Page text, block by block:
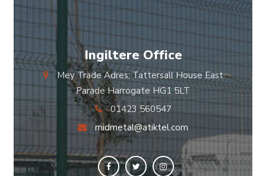
Ingiltere Office
Mey Trade Adres; Tattersall House East
Parade Harrogate HG1 5LT
01423 560547
midmetal@atiktel.com